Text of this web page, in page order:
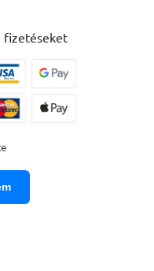
fizetéseket